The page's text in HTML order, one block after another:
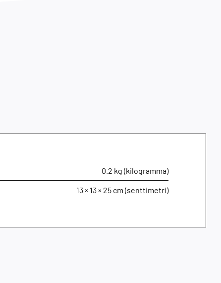
0.2 kg (kilogramma)
13 × 13 × 25 cm (senttimetri)